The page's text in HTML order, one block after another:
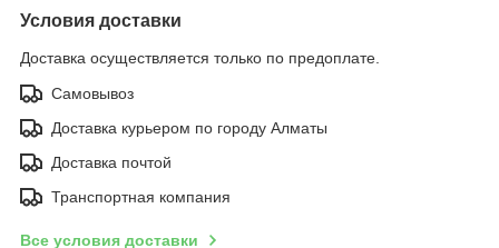
Условия доставки
Доставка осуществляется только по предоплате.
Самовывоз
Доставка курьером по городу Алматы
Доставка почтой
Транспортная компания
Все условия доставки